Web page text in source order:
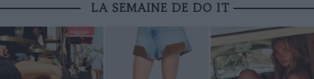
LA SEMAINE DE DO IT